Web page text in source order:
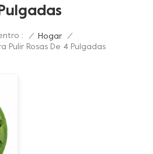
: / Hogar
/
Pulir Rosas De 4 Pulgadas